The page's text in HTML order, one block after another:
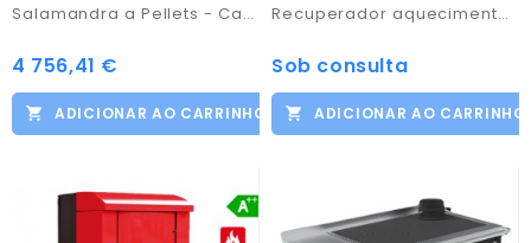
Salamandra a Pellets - Carinci Idro
4 756,41 €
ADICIONAR AO CARRINHO
Recuperador aquecimento central automático - Carinci
Sob consulta
ADICIONAR AO CARRINHO